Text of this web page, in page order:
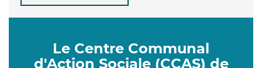
Le Centre Communal
d'Action Sociale (CCAS) de